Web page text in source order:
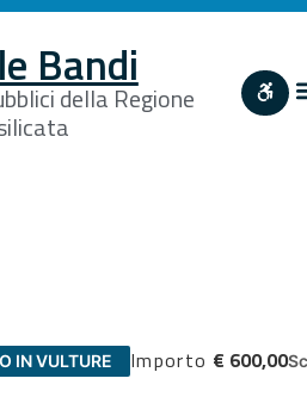
Bandi
della Regione
IN VULTURE Importo € 600,00